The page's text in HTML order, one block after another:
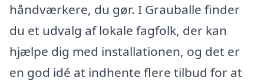
håndværkere, du gør. I Grauballe finder
du et udvalg af lokale fagfolk, der kan
hjælpe dig med installationen, og det er
en god idé at indhente flere tilbud for at